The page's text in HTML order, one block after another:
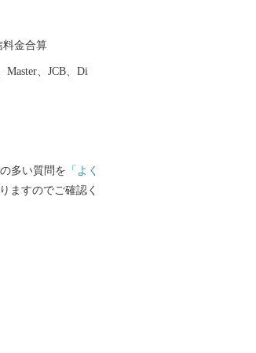
の大凧が江戸川の大
代表される多種多
を有し、四季を通
料金合算
、JCB、Di
多い質問を 「よく
ますのでご確認く